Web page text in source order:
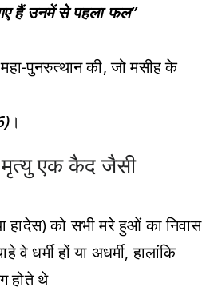
हैं उनमें से पहला फल”
पुनरुत्थान की, जो मसीह के
।
एक कैद जैसी
हादेस) को सभी मरे हुओं का निवास
वे धर्मी हों या अधर्मी, हालांकि
होते थे